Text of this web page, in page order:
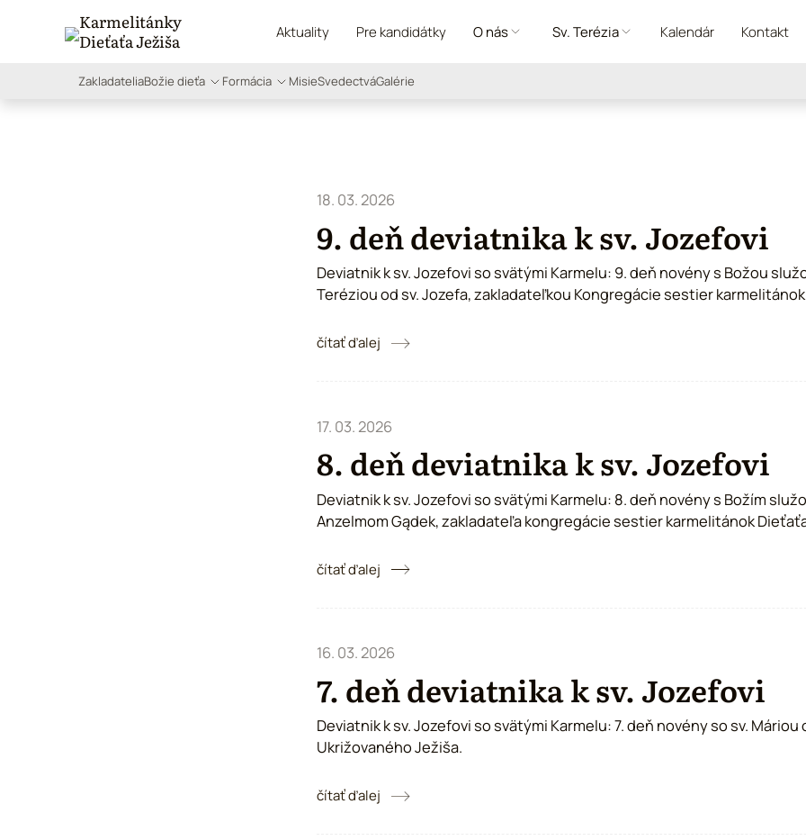
Karmelitánky
Dieťaťa Ježiša
Aktuality Pre kandidátky O nás Sv. Terézia Kalendár Kontakt
ZakladateliaBožie dieťa Formácia MisieSvedectváGalérie
18. 03. 2026
9. deň deviatnika k sv. Jozefovi
Deviatnik k sv. Jozefovi so svätými Karmelu: 9. deň novény s Božou
Teréziou od sv. Jozefa, zakladateľkou Kongregácie sestier
čítať ďalej
17. 03. 2026
8. deň deviatnika k sv. Jozefovi
Deviatnik k sv. Jozefovi so svätými Karmelu: 8. deň novény s Božím
Anzelmom Gądek, zakladateľa kongregácie sestier karmelitánok
čítať ďalej
16. 03. 2026
7. deň deviatnika k sv. Jozefovi
Deviatnik k sv. Jozefovi so svätými Karmelu: 7. deň novény so sv. Máriou
Ukrižovaného Ježiša.
čítať ďalej